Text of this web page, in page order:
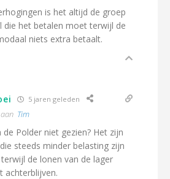
is het altijd de groep
die het betalen moet terwijl de
niets extra betaalt.
5 jaren geleden
Tim
de Polder niet gezien? Het zijn
steeds minder belasting zijn
de lonen van de lager
achterblijven.